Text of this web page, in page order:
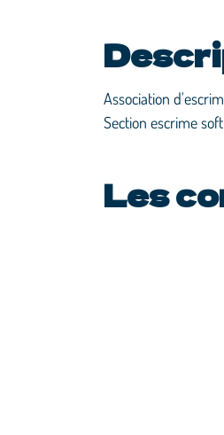
Association
Section escrime
Les